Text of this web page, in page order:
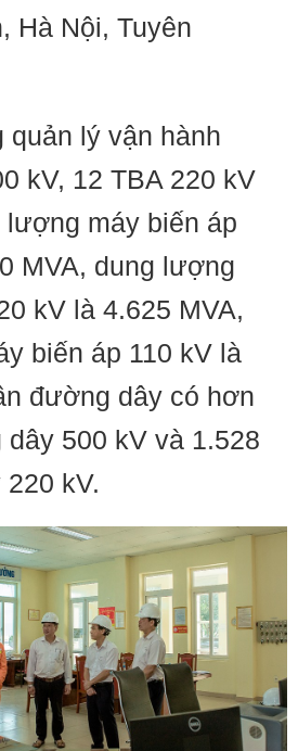
Hà Nội, Tuyên
lý vận hành
kV, 12 TBA 220 kV
lượng máy biến áp
MVA, dung lượng
kV là 4.625 MVA,
biến áp 110 kV là
đường dây có hơn
500 kV và 1.528
kV.